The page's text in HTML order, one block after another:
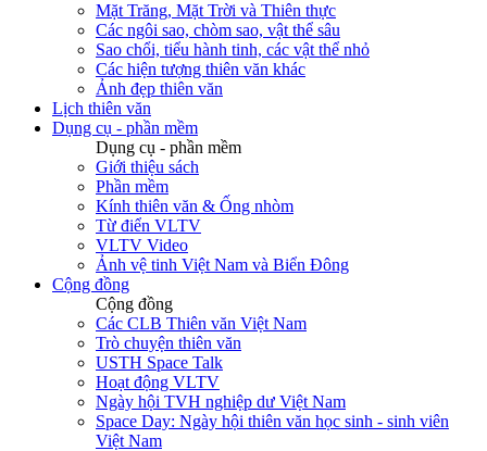
Mặt Trăng, Mặt Trời và Thiên thực
Các ngôi sao, chòm sao, vật thể sâu
Sao chổi, tiểu hành tinh, các vật thể nhỏ
Các hiện tượng thiên văn khác
Ảnh đẹp thiên văn
Lịch thiên văn
Dụng cụ - phần mềm
Dụng cụ - phần mềm
Giới thiệu sách
Phần mềm
Kính thiên văn & Ống nhòm
Từ điển VLTV
VLTV Video
Ảnh vệ tinh Việt Nam và Biển Đông
Cộng đồng
Cộng đồng
Các CLB Thiên văn Việt Nam
Trò chuyện thiên văn
USTH Space Talk
Hoạt động VLTV
Ngày hội TVH nghiệp dư Việt Nam
Space Day: Ngày hội thiên văn học sinh - sinh viên
Việt Nam